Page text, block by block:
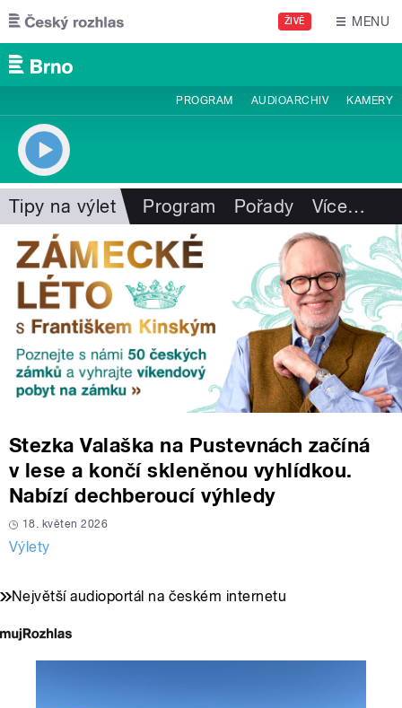
Přejít k hlavnímu obsahu
ŽIVĚ MENU
PROGRAM AUDIOARCHIV KAMERY
Tipy na výlet Program Pořady Více…
Stezka Valaška na Pustevnách začíná
v lese a končí skleněnou vyhlídkou.
Nabízí dechberoucí výhledy
18. květen 2026
Výlety
Největší audioportál na českém internetu